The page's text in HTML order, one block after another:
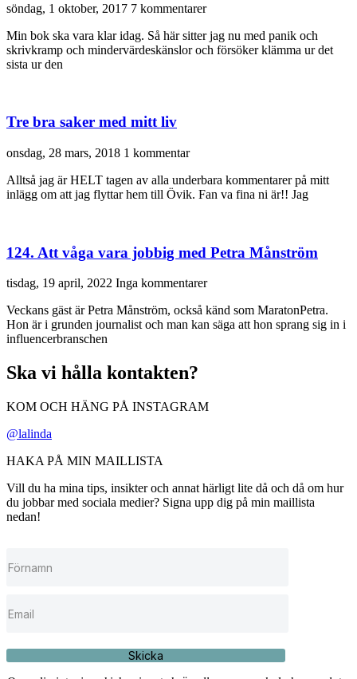
söndag, 1 oktober, 2017 7 kommentarer
Min bok ska vara klar idag. Så här sitter jag nu med panik och
skrivkramp och mindervärdeskänslor och försöker klämma ur det
sista ur den
Tre bra saker med mitt liv
onsdag, 28 mars, 2018 1 kommentar
Alltså jag är HELT tagen av alla underbara kommentarer på mitt
inlägg om att jag flyttar hem till Övik. Fan va fina ni är!! Jag
124. Att våga vara jobbig med Petra Månström
tisdag, 19 april, 2022 Inga kommentarer
Veckans gäst är Petra Månström, också känd som MaratonPetra.
Hon är i grunden journalist och man kan säga att hon sprang sig in i
influencerbranschen
Ska vi hålla kontakten?
KOM OCH HÄNG PÅ INSTAGRAM
@lalinda
HAKA PÅ MIN MAILLISTA
Vill du ha mina tips, insikter och annat härligt lite då och då om hur
du jobbar med sociala medier? Signa upp dig på min maillista
nedan!
Skicka